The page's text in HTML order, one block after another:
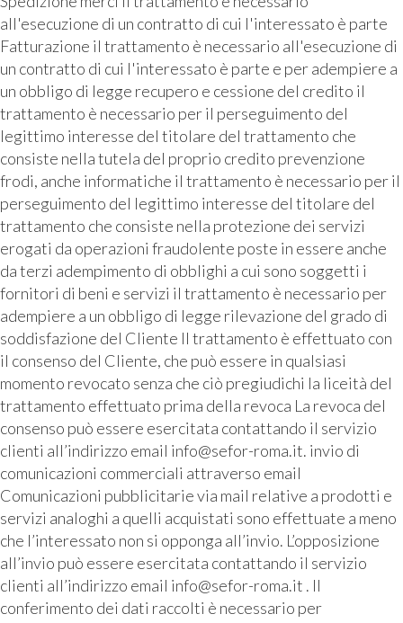
all'esecuzione di un contratto di cui l'interessato è parte
Fatturazione il trattamento è necessario all'esecuzione di
un contratto di cui l'interessato è parte e per adempiere a
un obbligo di legge recupero e cessione del credito il
trattamento è necessario per il perseguimento del
legittimo interesse del titolare del trattamento che
consiste nella tutela del proprio credito prevenzione
frodi, anche informatiche il trattamento è necessario per il
perseguimento del legittimo interesse del titolare del
trattamento che consiste nella protezione dei servizi
erogati da operazioni fraudolente poste in essere anche
da terzi adempimento di obblighi a cui sono soggetti i
fornitori di beni e servizi il trattamento è necessario per
adempiere a un obbligo di legge rilevazione del grado di
soddisfazione del Cliente Il trattamento è effettuato con
il consenso del Cliente, che può essere in qualsiasi
momento revocato senza che ciò pregiudichi la liceità del
trattamento effettuato prima della revoca La revoca del
consenso può essere esercitata contattando il servizio
clienti all’indirizzo email info@sefor-roma.it. invio di
comunicazioni commerciali attraverso email
Comunicazioni pubblicitarie via mail relative a prodotti e
servizi analoghi a quelli acquistati sono effettuate a meno
che l’interessato non si opponga all’invio. L’opposizione
all’invio può essere esercitata contattando il servizio
clienti all’indirizzo email info@sefor-roma.it . Il
conferimento dei dati raccolti è necessario per